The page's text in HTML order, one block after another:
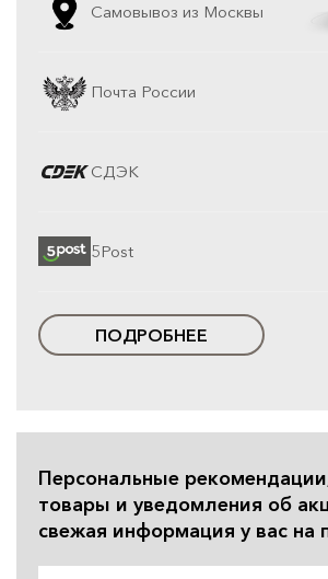
Самовывоз из Москвы
Почта России
СДЭК
5Post
ПОДРОБНЕЕ
Персональные
товары и уведомления об
свежая информация у вас на